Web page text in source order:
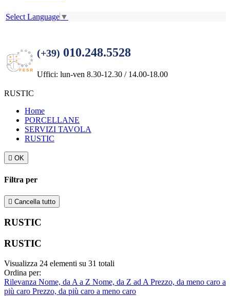
Select Language ▼
(+39) 010.248.5528
Uffici: lun-ven 8.30-12.30 / 14.00-18.00
RUSTIC
Home
PORCELLANE
SERVIZI TAVOLA
RUSTIC
 OK
Filtra per
 Cancella tutto
RUSTIC
RUSTIC
Visualizza 24 elementi su 31 totali
Ordina per:
Rilevanza Nome, da A a Z Nome, da Z ad A Prezzo, da meno caro a
più caro Prezzo, da più caro a meno caro